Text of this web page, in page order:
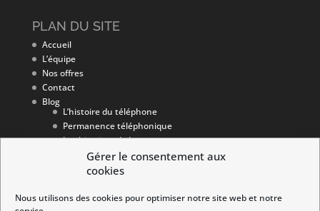
Gérer le consentement aux
cookies
Nous utilisons des cookies pour optimiser notre site web et notre
PLAN DU SITE
Accueil
L’équipe
Nos offres
Contact
Blog
L’histoire du téléphone
Permanence téléphonique
Les histoires de Laurence
Du secrétariat et de l’administratif
Outils de communication